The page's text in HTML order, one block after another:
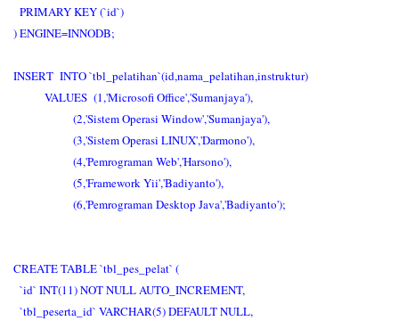
PRIMARY KEY (`id`)
) ENGINE=INNODB;
INSERT INTO `tbl_pelatihan`(id,nama_pelatihan,instruktur)
VALUES (1,'Microsofi Office','Sumanjaya'),
(2,'Sistem Operasi Window','Sumanjaya'),
(3,'Sistem Operasi LINUX','Darmono'),
(4,'Pemrograman Web','Harsono'),
(5,'Framework Yii','Badiyanto'),
(6,'Pemrograman Desktop Java','Badiyanto');
CREATE TABLE `tbl_pes_pelat` (
`id` INT(11) NOT NULL AUTO_INCREMENT,
`tbl_peserta_id` VARCHAR(5) DEFAULT NULL,